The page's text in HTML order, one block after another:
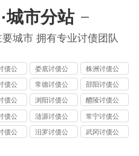
城市分站
城市 拥有专业讨债团队
债公
娄底讨债公
司
株洲讨债公
司
债公
常德讨债公
司
邵阳讨债公
司
债公
浏阳讨债公
司
醴陵讨债公
司
债公
涟源讨债公
司
常宁讨债公
司
债公
汨罗讨债公
武冈讨债公